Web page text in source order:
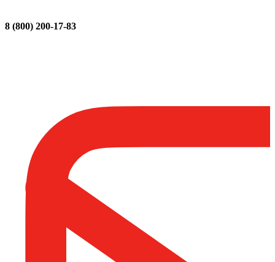
8 (800) 200-17-83